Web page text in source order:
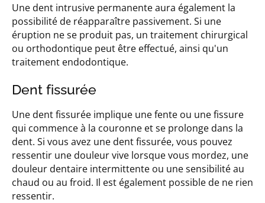
Une dent intrusive permanente aura également la
possibilité de réapparaître passivement. Si une
éruption ne se produit pas, un traitement chirurgical
ou orthodontique peut être effectué, ainsi qu'un
traitement endodontique.
Dent fissurée
Une dent fissurée implique une fente ou une fissure
qui commence à la couronne et se prolonge dans la
dent. Si vous avez une dent fissurée, vous pouvez
ressentir une douleur vive lorsque vous mordez, une
douleur dentaire intermittente ou une sensibilité au
chaud ou au froid. Il est également possible de ne rien
ressentir.